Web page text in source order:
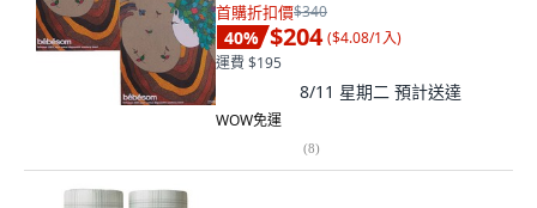
首購折扣價$340
40% $204 ($4.08/1入)
運費 $195
8/11 星期二 預計送達
WOW免運
(8)